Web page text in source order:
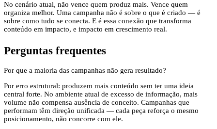
No cenário atual, não vence quem produz mais. Vence quem
organiza melhor. Uma campanha não é sobre o que é criado — é
sobre como tudo se conecta. E é essa conexão que transforma
conteúdo em impacto, e impacto em crescimento real.
Perguntas frequentes
Por que a maioria das campanhas não gera resultado?
Por erro estrutural: produzem mais conteúdo sem ter uma ideia
central forte. No ambiente atual de excesso de informação, mais
volume não compensa ausência de conceito. Campanhas que
performam têm direção unificada — cada peça reforça o mesmo
posicionamento, não concorre com ele.